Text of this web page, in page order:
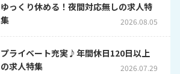
ゆっくり休める！夜間対応無しの求人特
集
2026.08.05
プライベート充実♪年間休日120日以上
の求人特集
2026.07.29